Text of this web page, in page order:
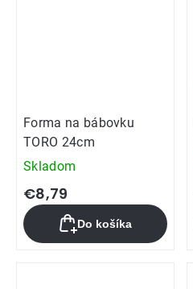
Forma na bábovku
TORO 24cm
Skladom
€8,79
Do košíka